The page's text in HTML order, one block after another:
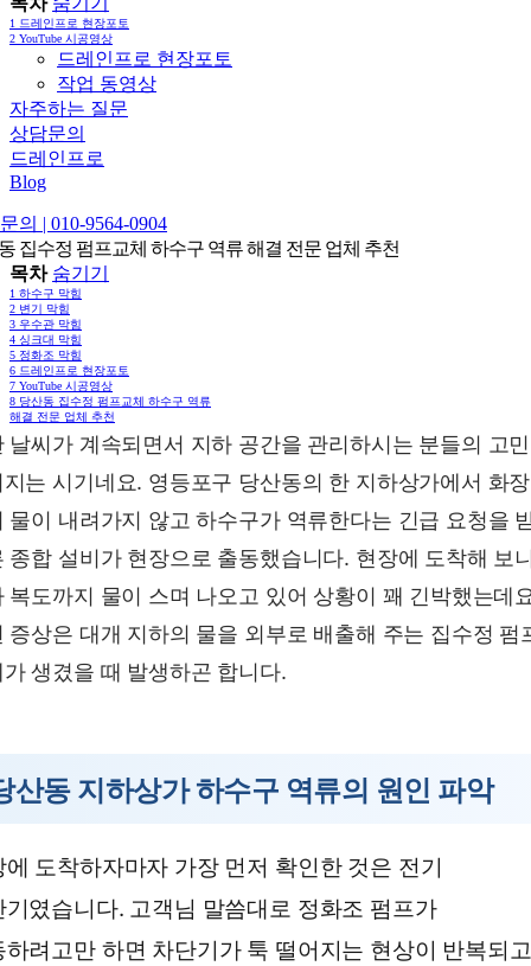
1 드레인프로 현장포토
2 YouTube 시공영상
드레인프로 현장포토
작업 동영상
자주하는 질문
상담문의
드레인프로
Blog
의 | 010-9564-0904
집수정 펌프교체 하수구 역류 해결 전문 업체 추천
목차 숨기기
1 하수구 막힘
2 변기 막힘
3 우수관 막힘
4 싱크대 막힘
5 정화조 막힘
6 드레인프로 현장포토
7 YouTube 시공영상
8 당산동 집수정 펌프교체 하수구 역류
해결 전문 업체 추천
날씨가 계속되면서 지하 공간을 관리하시는 분들의 고
는 시기네요. 영등포구 당산동의 한 지하상가에서 화
물이 내려가지 않고 하수구가 역류한다는 긴급 요청을
종합 설비가 현장으로 출동했습니다. 현장에 도착해 보
복도까지 물이 스며 나오고 있어 상황이 꽤 긴박했는데
증상은 대개 지하의 물을 외부로 배출해 주는 집수정 펌
생겼을 때 발생하곤 합니다.
산동 지하상가 하수구 역류의 원인 파악
에 도착하자마자 가장 먼저 확인한 것은 전기
기였습니다. 고객님 말씀대로 정화조 펌프가
하려고만 하면 차단기가 툭 떨어지는 현상이 반복되고